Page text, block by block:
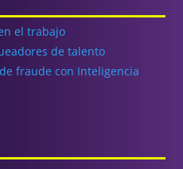
el trabajo
de talento
fraude con Inteligencia